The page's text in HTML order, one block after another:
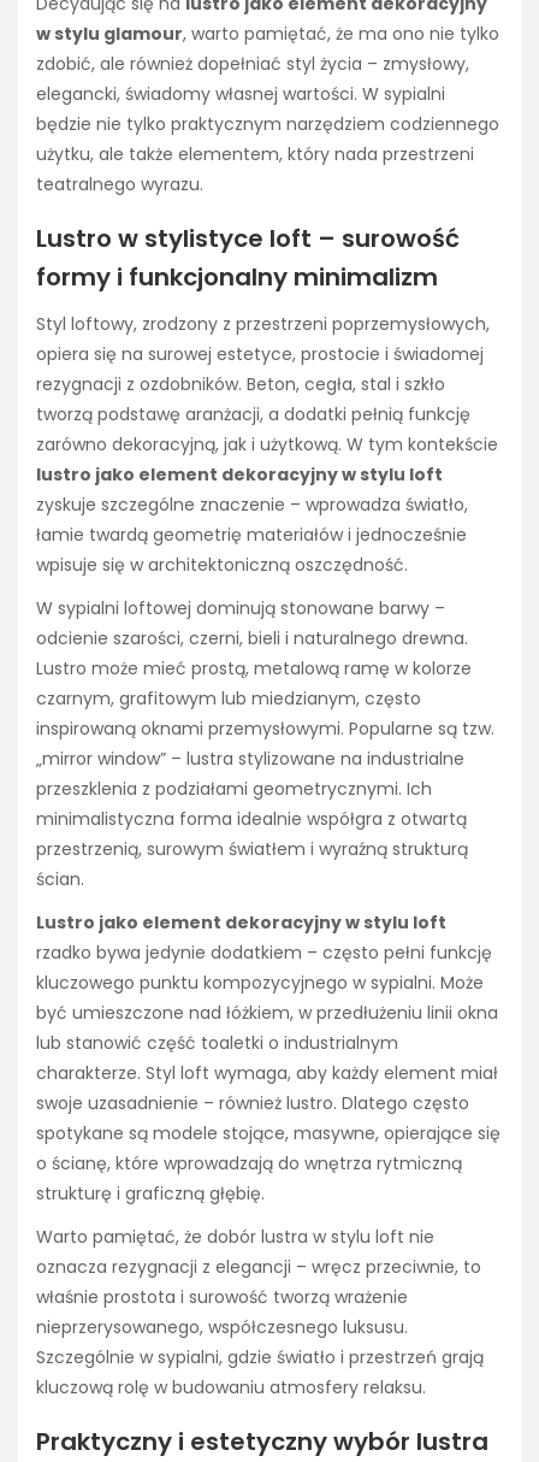
w stylu glamour, warto pamiętać, że ma ono nie tylko
zdobić, ale również dopełniać styl życia – zmysłowy,
elegancki, świadomy własnej wartości. W sypialni
będzie nie tylko praktycznym narzędziem codziennego
użytku, ale także elementem, który nada przestrzeni
teatralnego wyrazu.
Lustro w stylistyce loft – surowość
formy i funkcjonalny minimalizm
Styl loftowy, zrodzony z przestrzeni poprzemysłowych,
opiera się na surowej estetyce, prostocie i świadomej
rezygnacji z ozdobników. Beton, cegła, stal i szkło
tworzą podstawę aranżacji, a dodatki pełnią funkcję
zarówno dekoracyjną, jak i użytkową. W tym kontekście
lustro jako element dekoracyjny w stylu loft
zyskuje szczególne znaczenie – wprowadza światło,
łamie twardą geometrię materiałów i jednocześnie
wpisuje się w architektoniczną oszczędność.
W sypialni loftowej dominują stonowane barwy –
odcienie szarości, czerni, bieli i naturalnego drewna.
Lustro może mieć prostą, metalową ramę w kolorze
czarnym, grafitowym lub miedzianym, często
inspirowaną oknami przemysłowymi. Popularne są tzw.
„mirror window” – lustra stylizowane na industrialne
przeszklenia z podziałami geometrycznymi. Ich
minimalistyczna forma idealnie współgra z otwartą
przestrzenią, surowym światłem i wyraźną strukturą
ścian.
Lustro jako element dekoracyjny w stylu loft
rzadko bywa jedynie dodatkiem – często pełni funkcję
kluczowego punktu kompozycyjnego w sypialni. Może
być umieszczone nad łóżkiem, w przedłużeniu linii okna
lub stanowić część toaletki o industrialnym
charakterze. Styl loft wymaga, aby każdy element miał
swoje uzasadnienie – również lustro. Dlatego często
spotykane są modele stojące, masywne, opierające się
o ścianę, które wprowadzają do wnętrza rytmiczną
strukturę i graficzną głębię.
Warto pamiętać, że dobór lustra w stylu loft nie
oznacza rezygnacji z elegancji – wręcz przeciwnie, to
właśnie prostota i surowość tworzą wrażenie
nieprzerysowanego, współczesnego luksusu.
Szczególnie w sypialni, gdzie światło i przestrzeń grają
kluczową rolę w budowaniu atmosfery relaksu.
Praktyczny i estetyczny wybór lustra